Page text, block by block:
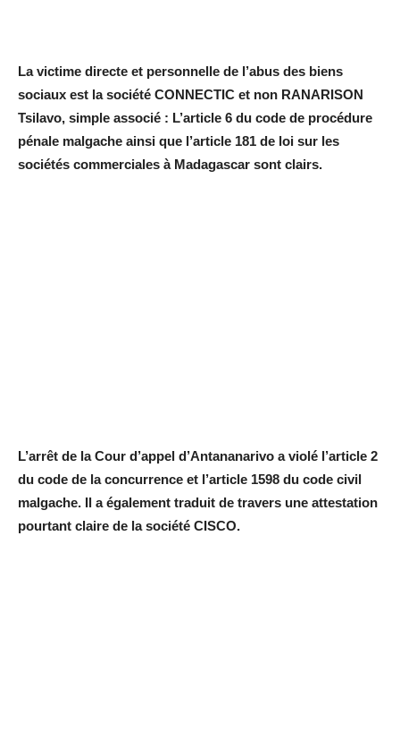
La victime directe et personnelle de l’abus des biens
sociaux est la société CONNECTIC et non RANARISON
Tsilavo, simple associé : L’article 6 du code de procédure
pénale malgache ainsi que l’article 181 de loi sur les
sociétés commerciales à Madagascar sont clairs.
L’arrêt de la Cour d’appel d’Antananarivo a violé l’article 2
du code de la concurrence et l’article 1598 du code civil
malgache. Il a également traduit de travers une attestation
pourtant claire de la société CISCO.